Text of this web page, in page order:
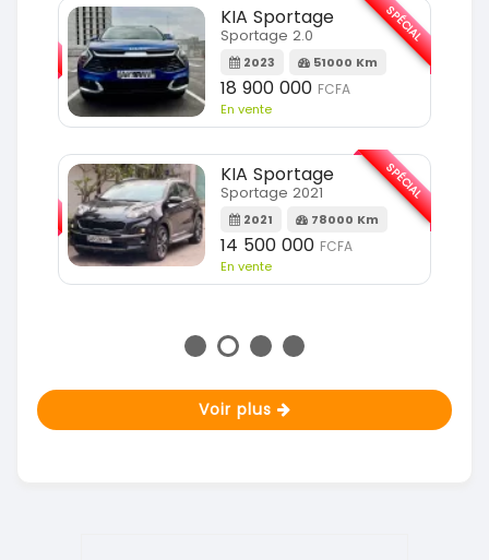
KIA Sportage
Sportage 2.0
2023 51000 Km
18 900 000 FCFA
En vente
SPÉCIAL
KIA Sportage
Sportage 2021
2021 78000 Km
14 500 000 FCFA
En vente
SPÉCIAL
Voir plus